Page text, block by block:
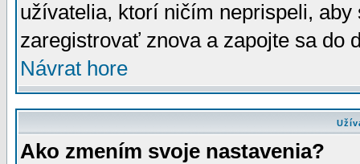
užívatelia, ktorí ničím neprispeli,
zaregistrovať znova a zapojte sa do
Návrat hore
Ako zmením svoje nastavenia?